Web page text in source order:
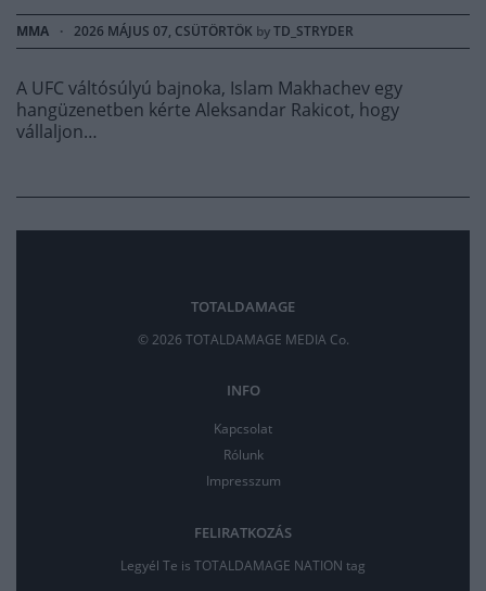
MMA · 2026 MÁJUS 07, CSÜTÖRTÖK byTD_STRYDER
A UFC váltósúlyú bajnoka, Islam Makhachev egy
hangüzenetben kérte Aleksandar Rakicot, hogy
vállaljon…
TOTALDAMAGE
© 2026 TOTALDAMAGE MEDIA Co.
INFO
Kapcsolat
Rólunk
Impresszum
FELIRATKOZÁS
Legyél Te is TOTALDAMAGE NATION tag